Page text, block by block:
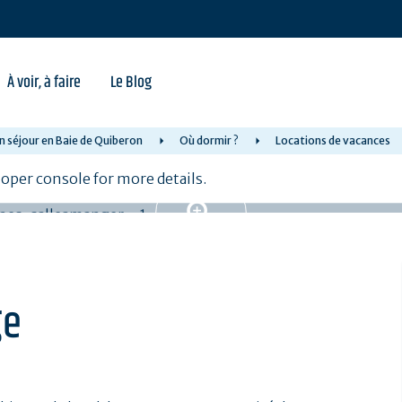
À voir, à faire Le Blog
séjour en Baie de Quiberon Où dormir ? Locations de vacances
console for more details.